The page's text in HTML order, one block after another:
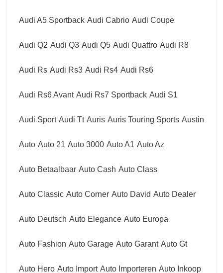
Audi A5 Sportback Audi Cabrio Audi Coupe
Audi Q2 Audi Q3 Audi Q5 Audi Quattro Audi R8
Audi Rs Audi Rs3 Audi Rs4 Audi Rs6
Audi Rs6 Avant Audi Rs7 Sportback Audi S1
Audi Sport Audi Tt Auris Auris Touring Sports Austin
Auto Auto 21 Auto 3000 Auto A1 Auto Az
Auto Betaalbaar Auto Cash Auto Class
Auto Classic Auto Corner Auto David Auto Dealer
Auto Deutsch Auto Elegance Auto Europa
Auto Fashion Auto Garage Auto Garant Auto Gt
Auto Hero Auto Import Auto Importeren Auto Inkoop